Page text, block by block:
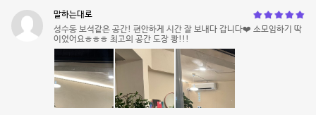
말하는대로
성수동 보석같은 공간! 편안하게 시간 잘 보내다 갑니다❤️ 소모임하기 딱
이었어요ㅎㅎㅎ 최고의 공간 도장 쾅!!!